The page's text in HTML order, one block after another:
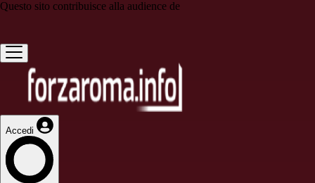
Questo sito contribuisce alla audience de
Accedi